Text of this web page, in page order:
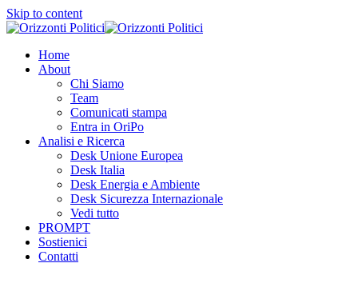
Skip to content
Home
About
Chi Siamo
Team
Comunicati stampa
Entra in OriPo
Analisi e Ricerca
Desk Unione Europea
Desk Italia
Desk Energia e Ambiente
Desk Sicurezza Internazionale
Vedi tutto
PROMPT
Sostienici
Contatti